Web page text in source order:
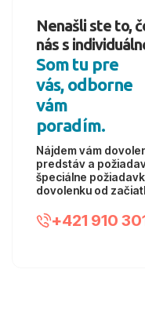
Nenašli ste to,
nás s
Som tu pre
vás, odborne
vám
poradím.
Nájdem vám
predstáv a
špeciálne
dovolenku od
+421 910